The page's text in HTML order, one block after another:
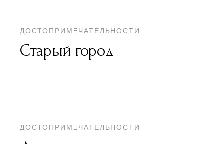
ДОСТОПРИМЕЧАТЕЛЬНОСТИ
Старый город
ДОСТОПРИМЕЧАТЕЛЬНОСТИ